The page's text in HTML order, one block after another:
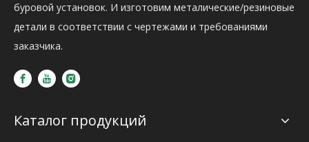
буровой установок. И изготовим металические/резиновые
детали в соответствии с чертежами и требованиями
заказчика.
Каталог продукций